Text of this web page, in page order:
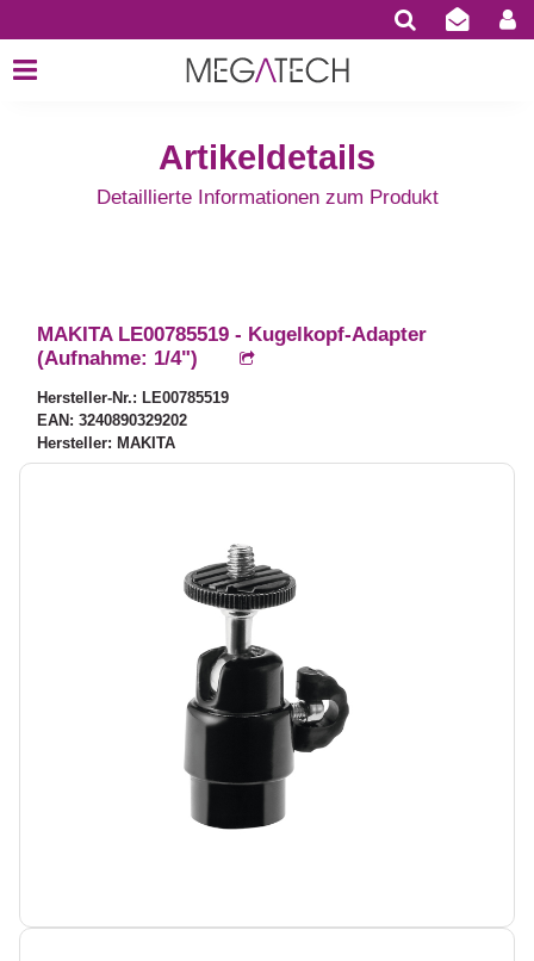
Artikeldetails
Detaillierte Informationen zum Produkt
MAKITA LE00785519 - Kugelkopf-Adapter
(Aufnahme: 1/4")
Hersteller-Nr.: LE00785519
EAN: 3240890329202
Hersteller: MAKITA